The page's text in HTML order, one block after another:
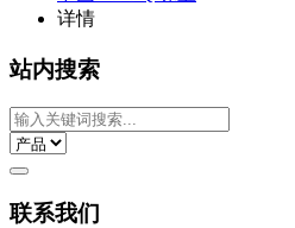
详情
站内搜索
联系我们